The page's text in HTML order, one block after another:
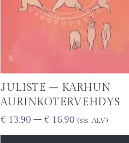
JULISTE – KARHUN
AURINKOTERVEHDYS
€ 13.90 – € 16.90 (sis. ALV)